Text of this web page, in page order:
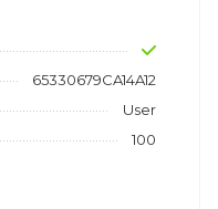
65330679CA14A12
User
100